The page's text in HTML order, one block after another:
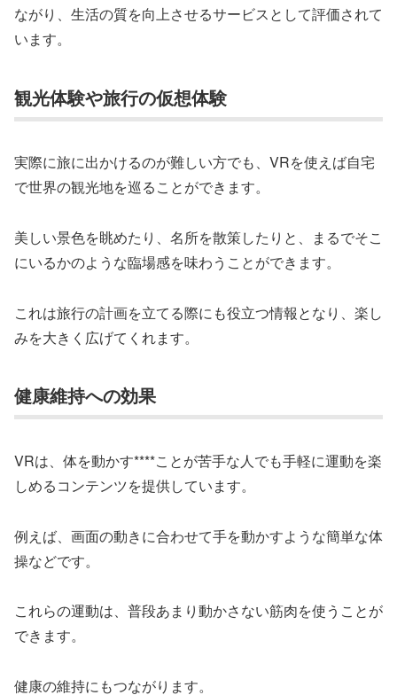
ながり、生活の質を向上させるサービスとして評価されて
います。
観光体験や旅行の仮想体験
実際に旅に出かけるのが難しい方でも、VRを使えば自宅
で世界の観光地を巡ることができます。
美しい景色を眺めたり、名所を散策したりと、まるでそこ
にいるかのような臨場感を味わうことができます。
これは旅行の計画を立てる際にも役立つ情報となり、楽し
みを大きく広げてくれます。
健康維持への効果
VRは、体を動かす****ことが苦手な人でも手軽に運動を楽
しめるコンテンツを提供しています。
例えば、画面の動きに合わせて手を動かすような簡単な体
操などです。
これらの運動は、普段あまり動かさない筋肉を使うことが
できます。
健康の維持にもつながります。